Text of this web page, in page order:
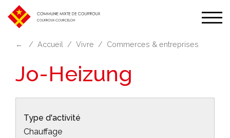
← Accueil Vivre Commerces & entreprises
Jo-Heizung
Type d'activité
Chauffage